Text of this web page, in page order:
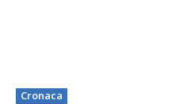
Cronaca